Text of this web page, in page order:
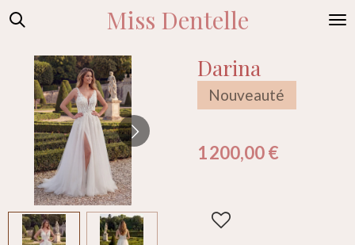
Passer
contenu
principal
Miss Dentelle
Darina
Nouveauté
1 200,00 €